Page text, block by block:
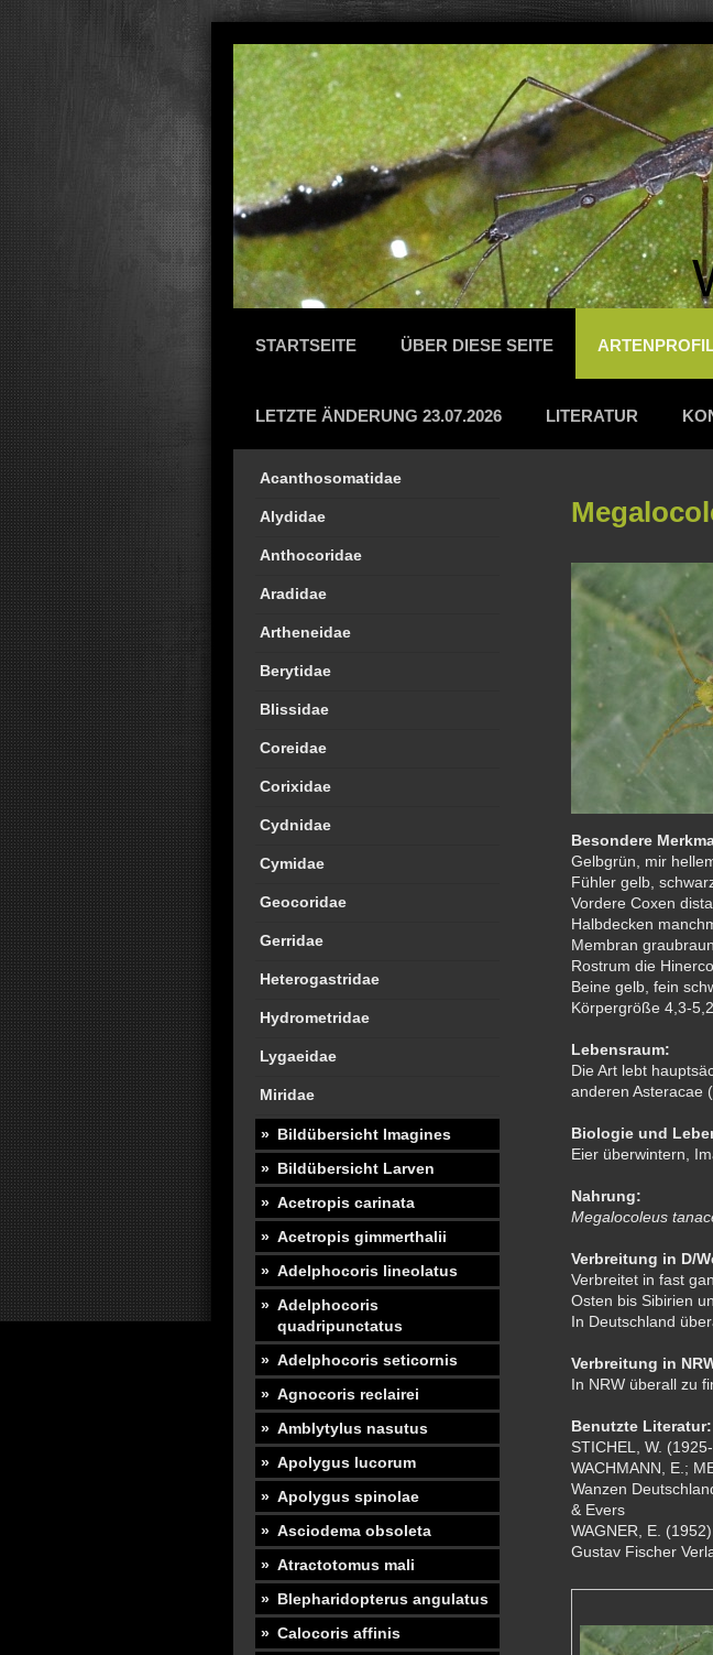
STARTSEITE ÜBER DIESE SEITE
LETZTE ÄNDERUNG 23.07.2026 LITERATUR
Besondere
Gelbgrün, mir
Fühler gelb,
Vordere Coxen
Halbdecken
Membran
Rostrum die
Beine gelb, fein
Körpergröße 4,3-
Lebensraum:
Die Art lebt
anderen Asteracae
Biologie und
Eier überwintern,
Nahrung:
Megalocoleus
Verbreitung in D/
Verbreitet in fast
Osten bis Sibirien
In Deutschland
Verbreitung in
In NRW überall zu
Benutzte Literatur:
STICHEL, W.
WACHMANN, E.;
Wanzen
& Evers
WAGNER, E.
Gustav Fischer
Acanthosomatidae
Alydidae
Anthocoridae
Aradidae
Artheneidae
Berytidae
Blissidae
Coreidae
Corixidae
Cydnidae
Cymidae
Geocoridae
Gerridae
Heterogastridae
Hydrometridae
Lygaeidae
Miridae
Bildübersicht Imagines
Bildübersicht Larven
Acetropis carinata
Acetropis gimmerthalii
Adelphocoris lineolatus
Adelphocoris
quadripunctatus
Adelphocoris seticornis
Agnocoris reclairei
Amblytylus nasutus
Apolygus lucorum
Apolygus spinolae
Asciodema obsoleta
Atractotomus mali
Blepharidopterus angulatus
Calocoris affinis